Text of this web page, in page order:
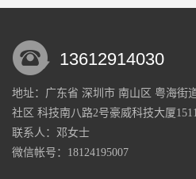
深圳满意度咨询开展群众安全感满意度调查指标设计
13612914030
地址：广东省 深圳市 南山区 粤海街
社区 科技南八路2号豪威科技大厦
联系人：邓女士
微信帐号：18124195007